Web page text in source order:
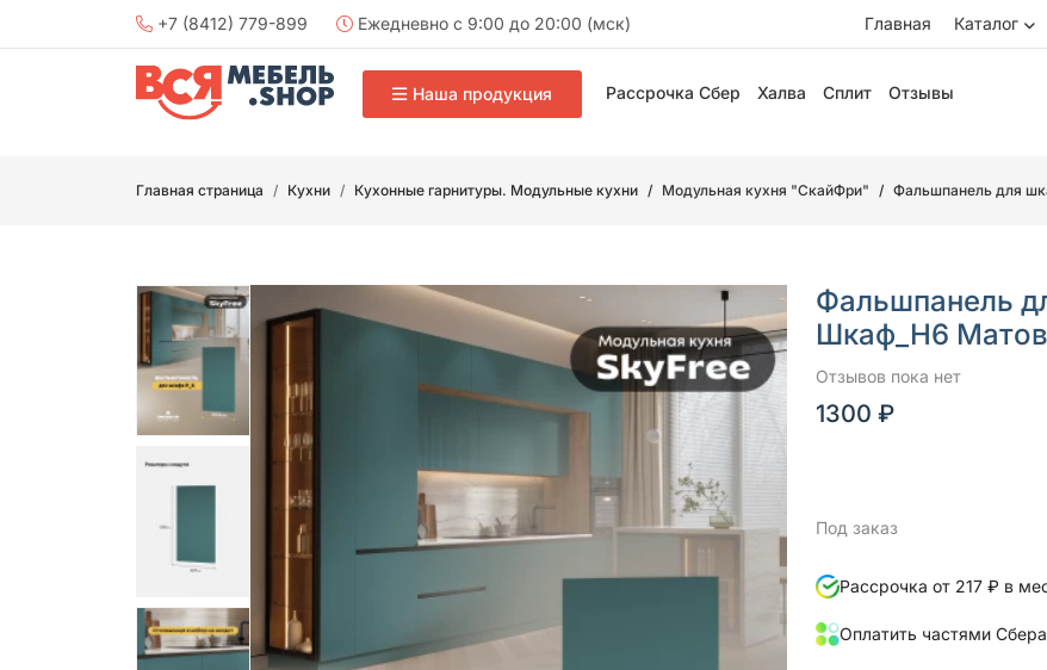
+7 (8412) 779-899 Ежедневно с 9:00 до 20:00 (мск) Главная Каталог
Наша продукция Рассрочка Сбер Халва Сплит Отзывы
Главная страница Кухни Кухонные гарнитуры. Модульные кухни Модульная кухня "СкайФри" Фальшпанель для
Фальшпанель
Шкаф_Н6
Отзывов пока нет
1300 ₽
Под заказ
Рассрочка от 217 ₽ в
Оплатить частями Сбера